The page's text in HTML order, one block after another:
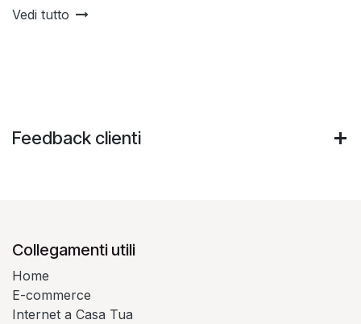
Vedi tutto
Feedback clienti
Collegamenti utili
Home
E-commerce
Internet a Casa Tua